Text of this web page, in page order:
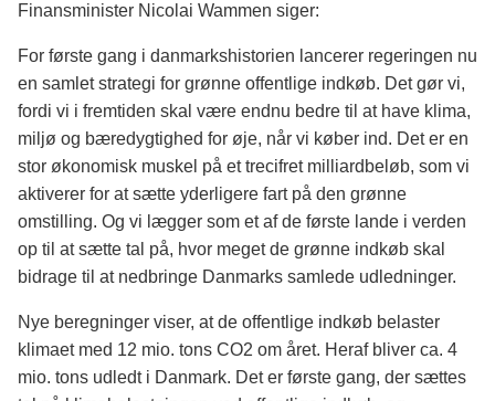
Finansminister Nicolai Wammen siger:
For første gang i danmarkshistorien lancerer regeringen nu
en samlet strategi for grønne offentlige indkøb. Det gør vi,
fordi vi i fremtiden skal være endnu bedre til at have klima,
miljø og bæredygtighed for øje, når vi køber ind. Det er en
stor økonomisk muskel på et trecifret milliardbeløb, som vi
aktiverer for at sætte yderligere fart på den grønne
omstilling. Og vi lægger som et af de første lande i verden
op til at sætte tal på, hvor meget de grønne indkøb skal
bidrage til at nedbringe Danmarks samlede udledninger.
Nye beregninger viser, at de offentlige indkøb belaster
klimaet med 12 mio. tons CO2 om året. Heraf bliver ca. 4
mio. tons udledt i Danmark. Det er første gang, der sættes